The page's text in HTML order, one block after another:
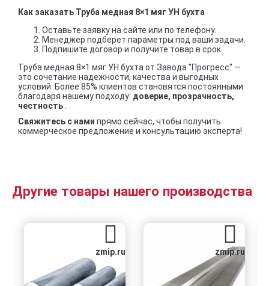
Как заказать Труба медная 8×1 мяг УН бухта
Оставьте заявку на сайте или по телефону.
Менеджер подберет параметры под ваши задачи.
Подпишите договор и получите товар в срок.
Труба медная 8×1 мяг УН бухта от Завода "Прогресс" —
это сочетание надежности, качества и выгодных
условий. Более 85% клиентов становятся постоянными
благодаря нашему подходу: доверие, прозрачность,
честность
Свяжитесь с нами прямо сейчас, чтобы получить
коммерческое предложение и консультацию эксперта!
Другие товары нашего производства
zmip.ru zmip.ru